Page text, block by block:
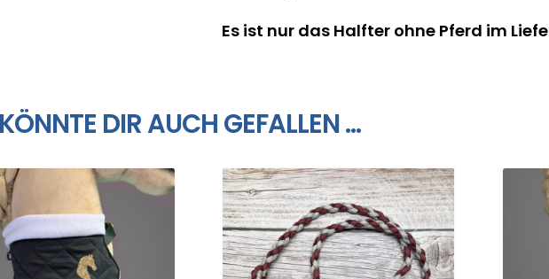
Es ist nur das Halfter ohne Pferd im
DIR AUCH GEFALLEN …